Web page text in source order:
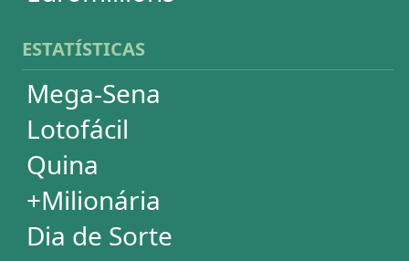
DESDOBRAMENTOS
Mega-Sena
Lotofácil
Quina
+Milionária
Dia de Sorte
Timemania